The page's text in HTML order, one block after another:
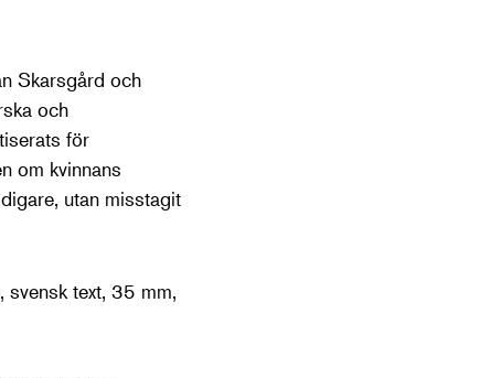
Skarsgård och
och
för
om kvinnans
utan misstagit
svensk text, 35 mm,